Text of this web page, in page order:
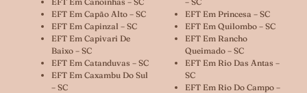
EFT Em Capão Alto – SC
EFT Em Capinzal – SC
EFT Em Capivari De
Baixo – SC
EFT Em Catanduvas – SC
EFT Em Caxambu Do Sul
– SC
EFT Em Princesa – SC
EFT Em Quilombo – SC
EFT Em Rancho
Queimado – SC
EFT Em Rio Das Antas –
SC
EFT Em Rio Do Campo –